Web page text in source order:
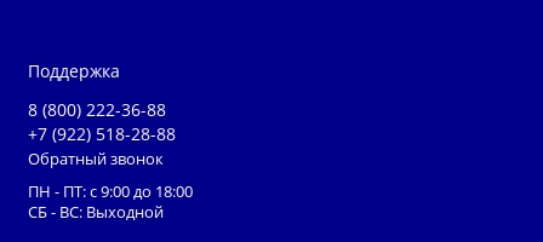
Поддержка
8 (800) 222-36-88
+7 (922) 518-28-88
Обратный звонок
ПН - ПТ: с 9:00 до 18:00
СБ - ВС: Выходной